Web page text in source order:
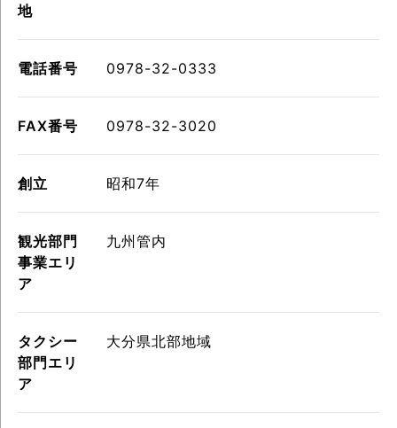
地
電話番号 0978-32-0333
FAX番号 0978-32-3020
創立 昭和7年
観光部門
事業エリ
ア
九州管内
タクシー
部門エリ
ア
大分県北部地域